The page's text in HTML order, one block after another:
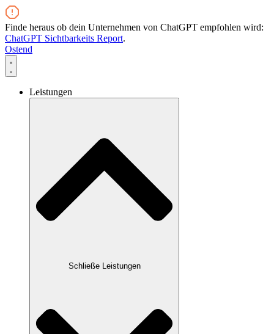
Zum
Inhalt
wechseln
Finde heraus ob dein Unternehmen von ChatGPT empfohlen wird:
ChatGPT Sichtbarkeits Report.
Ostend
Leistungen
Schließe Leistungen